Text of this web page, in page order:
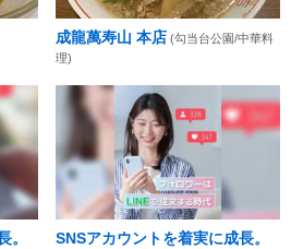
成龍萬寿山 本店 (勾当台公園/中華料
理)
。
SNSアカウントを着実に成長。